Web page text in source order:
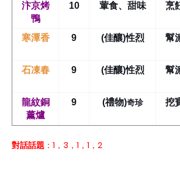
汴京烤
鴨
10 葷食、甜味
烹
寒潭香
9 (佳釀)性烈
幫
石凍春
9 (佳釀)性烈
幫
龍紋銅
薰爐
9 (禮物)奇珍
挖
對話話題 ：1，3，1，1，2